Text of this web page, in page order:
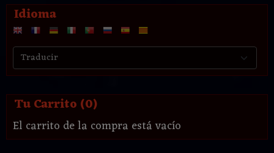
Idioma
Tu Carrito (0)
El carrito de la compra está vacío